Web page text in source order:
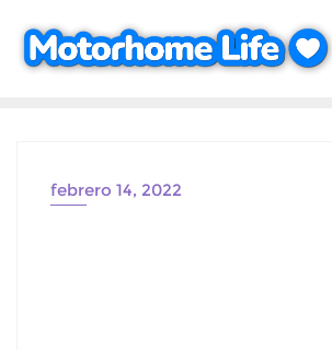
contenido
febrero 14, 2022